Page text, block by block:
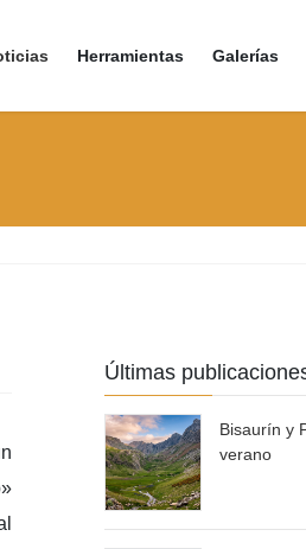
Herramientas Galerías
Últimas
Bisaurín y
verano